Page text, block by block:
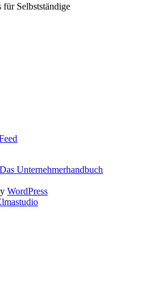
Selbstständige
Das Unternehmerhandbuch
WordPress